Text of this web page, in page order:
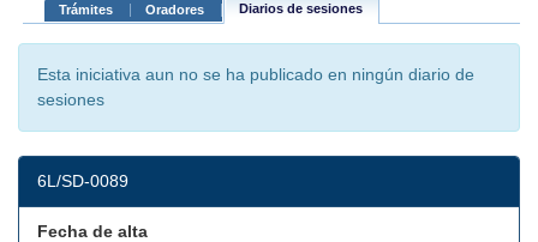
Trámites Oradores Diarios de sesiones
Esta iniciativa aun no se ha publicado en ningún diario de
sesiones
6L/SD-0089
Fecha de alta